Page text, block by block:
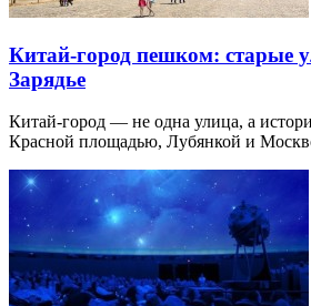
Китай-город пешком: старые
Зарядье
Китай-город — не одна улица, а
Красной площадью, Лубянкой и